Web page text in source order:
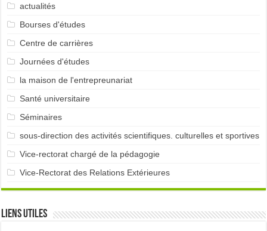
actualités
Bourses d'études
Centre de carrières
Journées d'études
la maison de l'entrepreunariat
Santé universitaire
Séminaires
sous-direction des activités scientifiques. culturelles et sportives
Vice-rectorat chargé de la pédagogie
Vice-Rectorat des Relations Extérieures
Liens utiles